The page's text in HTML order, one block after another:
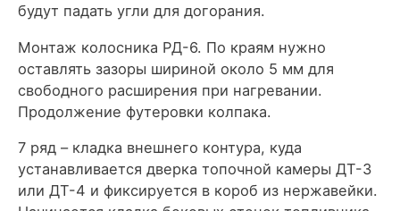
будут падать угли для догорания.
Монтаж колосника РД-6. По краям нужно
оставлять зазоры шириной около 5 мм для
свободного расширения при нагревании.
Продолжение футеровки колпака.
7 ряд – кладка внешнего контура, куда
устанавливается дверка топочной камеры ДТ-3
или ДТ-4 и фиксируется в короб из нержавейки.